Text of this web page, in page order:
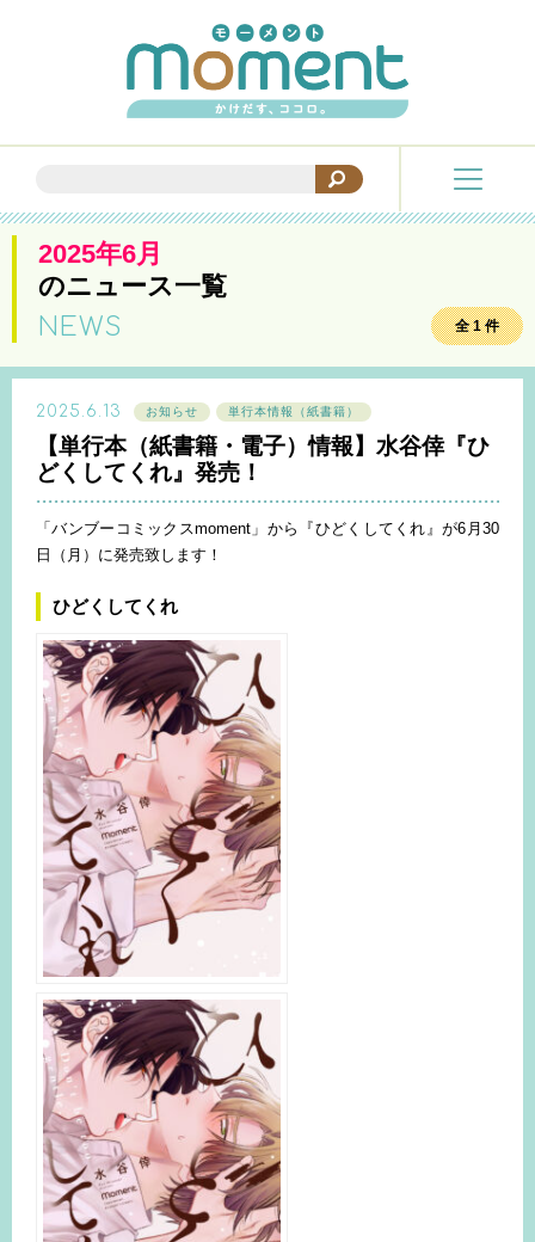
2025年6月
のニュース一覧
NEWS 全 1 件
2025.6.13 お知らせ 単行本情報（紙書籍）
【単行本（紙書籍・電子）情報】水谷倖『ひ
どくしてくれ』発売！
「バンブーコミックスmoment」から『ひどくしてくれ』が6月30
日（月）に発売致します！
ひどくしてくれ